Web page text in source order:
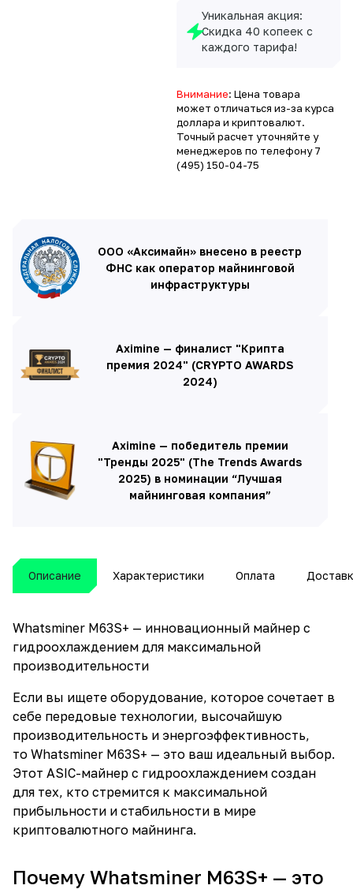
Уникальная акция:
Скидка 40 копеек с
каждого тарифа!
Внимание: Цена товара
может отличаться из-за курса
доллара и криптовалют.
Точный расчет уточняйте у
менеджеров по телефону7
(495) 150-04-75
ООО «Аксимайн» внесено в реестр
ФНС как оператор майнинговой
инфраструктуры
Aximine — финалист "Крипта
премия 2024" (CRYPTO AWARDS
2024)
Aximine — победитель премии
"Тренды 2025" (The Trends Awards
2025) в номинации “Лучшая
майнинговая компания”
Описание Характеристики Оплата
Whatsminer M63S+ — инновационный майнер с
гидроохлаждением для максимальной
производительности
Если вы ищете оборудование, которое сочетает в
себе передовые технологии, высочайшую
производительность и энергоэффективность,
то Whatsminer M63S+ — это ваш идеальный выбор.
Этот ASIC-майнер с гидроохлаждением создан
для тех, кто стремится к максимальной
прибыльности и стабильности в мире
криптовалютного майнинга.
Почему Whatsminer M63S+ — это